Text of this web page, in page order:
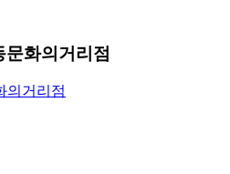
화의거리점
의거리점